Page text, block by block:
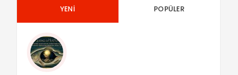
YENI POPÜLER